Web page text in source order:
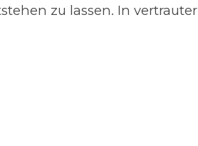
zu lassen. In vertrauter